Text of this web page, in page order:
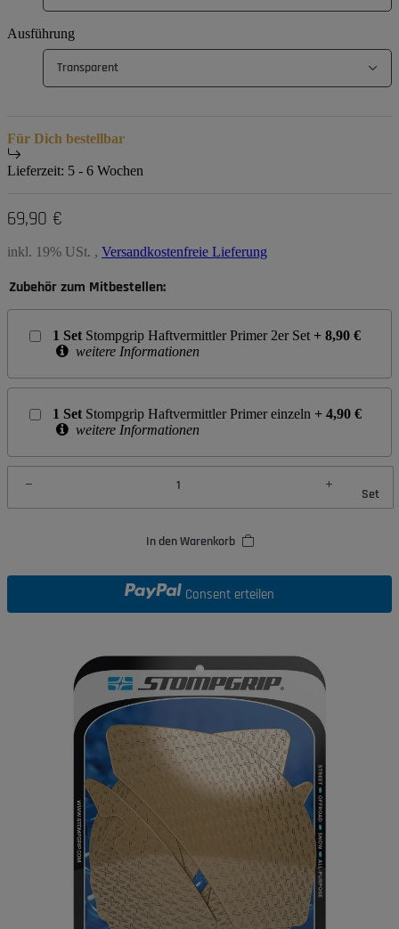
Ausführung
Transparent
Für Dich bestellbar
Lieferzeit: 5 - 6 Wochen
69,90 €
inkl. 19% USt. , Versandkostenfreie Lieferung
Zubehör zum Mitbestellen:
1 Set Stompgrip Haftvermittler Primer 2er Set + 8,90 €
weitere Informationen
1 Set Stompgrip Haftvermittler Primer einzeln + 4,90 €
weitere Informationen
Set
In den Warenkorb
Consent erteilen